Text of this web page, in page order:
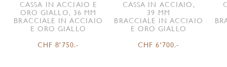
CASSA IN ACCIAIO E
ORO GIALLO, 36 MM
BRACCIALE IN ACCIAIO
E ORO GIALLO
CHF 8'750.-
CASSA IN ACCIAIO,
39 MM
BRACCIALE IN ACCIAIO
E ORO GIALLO
CHF 6'700.-